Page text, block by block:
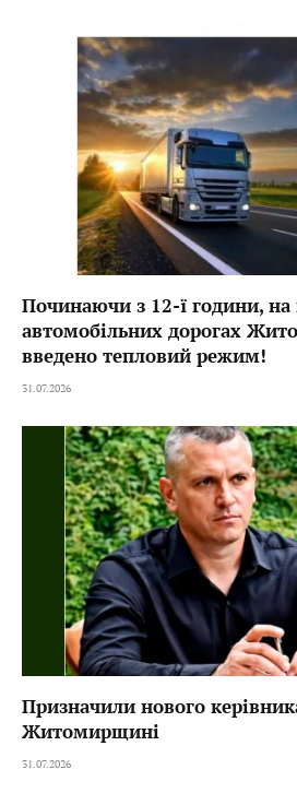
Починаючи з 12-ї години,
автомобільних дорогах
введено тепловий режим!
31.07.2026
Призначили нового
Житомирщині
31.07.2026